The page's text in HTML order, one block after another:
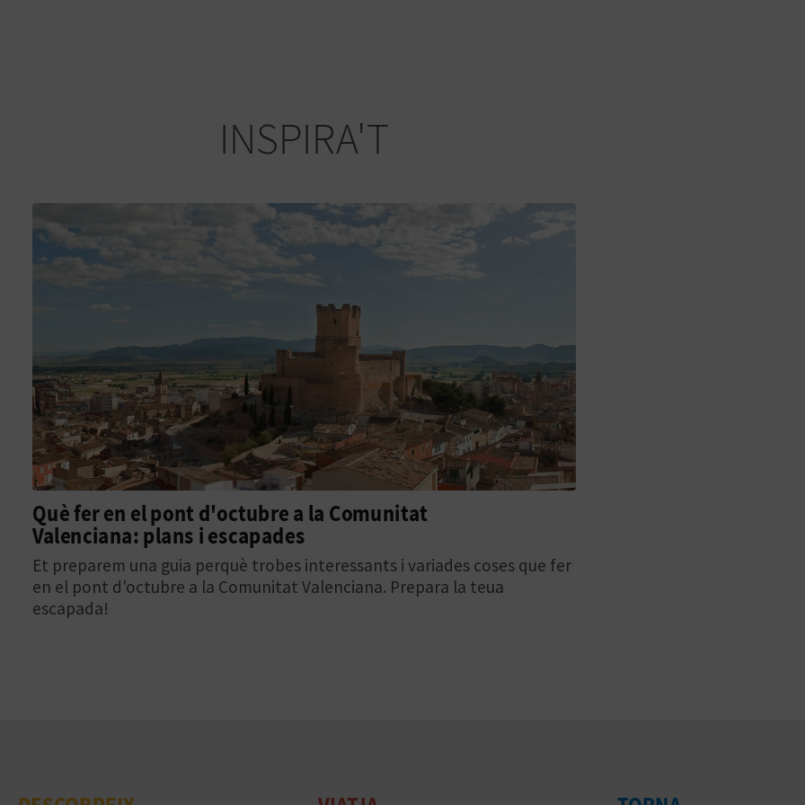
INSPIRA'T
Què fer en el pont d'octubre a la Comunitat
Valenciana: plans i escapades
Et preparem una guia perquè trobes interessants i variades coses que fer
en el pont d'octubre​ a la Comunitat Valenciana. Prepara la teua
escapada!